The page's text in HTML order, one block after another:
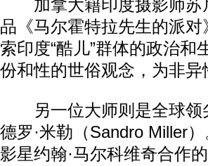
加拿大籍印度摄影师苏
品《马尔霍特拉先生的派对
索印度“酷儿”群体的政治
份和性的世俗观念，为非
另一位大师则是全球领
德罗·米勒（Sandro Miller
影星约翰·马尔科维奇合作